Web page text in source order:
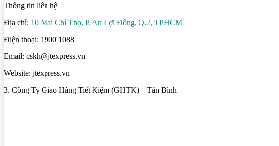
Thông tin liên hệ
Địa chỉ: 10 Mai Chí Thọ, P. An Lợi Đông, Q.2, TPHCM
Điện thoại: 1900 1088
Email: cskh@jtexpress.vn
Website: jtexpress.vn
3. Công Ty Giao Hàng Tiết Kiệm (GHTK) – Tân Bình